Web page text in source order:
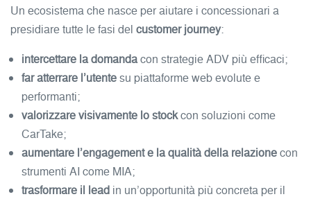
Un ecosistema che nasce per aiutare i concessionari a
presidiare tutte le fasi del customer journey:
intercettare la domandacon strategie ADV più efficaci;
far atterrare l’utentesu piattaforme web evolute e
performanti;
valorizzare visivamente lo stockcon soluzioni come
CarTake;
aumentare l’engagement e la qualità della relazionecon
strumenti AI come MIA;
trasformare il lead in un’opportunità più concreta per il